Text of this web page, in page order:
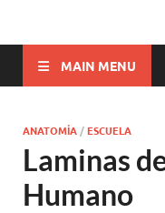
MAIN MENU
ANATOMÍA /ESCUELA
Laminas
Humano